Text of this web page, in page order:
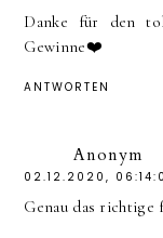
Danke für den
Gewinne❤️
ANTWORTEN
Anonym
02.12.2020,
Genau das richtige